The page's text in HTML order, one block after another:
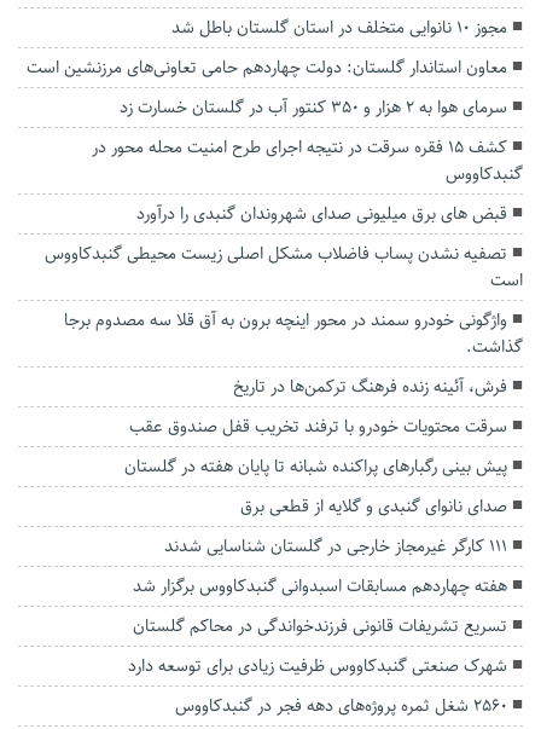
مجوز ۱۰ نانوایی متخلف در استان گلستان باطل شد
معاون استاندار گلستان: دولت چهاردهم حامی تعاونی‌های مرزنشین است
سرمای هوا به ۲ هزار و ۳۵۰ کنتور آب در گلستان خسارت زد
کشف ۱۵ فقره سرقت در نتیجه اجرای طرح امنیت محله محور در
گنبدکاووس
قبض های برق میلیونی صدای شهروندان گنبدی را درآورد
تصفیه نشدن پساب فاضلاب مشکل اصلی زیست محیطی گنبدکاووس
است
واژگونی خودرو سمند در محور اینچه برون به آق قلا سه مصدوم برجا
گذاشت.
فرش، آئینه زنده فرهنگ ترکمن‌ها در تاریخ
سرقت محتویات خودرو با ترفند تخریب قفل صندوق عقب
پیش بینی رگبار‌های پراکنده شبانه تا پایان هفته در گلستان
صدای نانوای گنبدی و گلایه از قطعی برق
۱۱۱ کارگر غیرمجاز خارجی در گلستان شناسایی شدند
هفته چهاردهم مسابقات اسبدوانی گنبدکاووس برگزار شد
تسریع تشریفات قانونی فرزندخواندگی در محاکم گلستان
شهرک صنعتی گنبدکاووس ظرفیت زیادی برای توسعه دارد
۲۵۶۰ شغل ثمره پروژه‌های دهه فجر در گنبدکاووس